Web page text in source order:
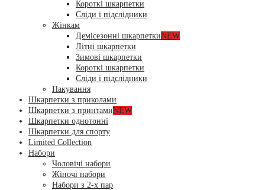
Короткі шкарпетки
Сліди і підслідники
Жінкам
Демісезонні шкарпеткиNEW
Літні шкарпетки
Зимові шкарпетки
Короткі шкарпетки
Сліди і підслідники
Пакування
Шкарпетки з приколами
Шкарпетки з принтамиNEW
Шкарпетки однотонні
Шкарпетки для спорту
Limited Collection
Набори
Чоловічі набори
Жіночі набори
Набори з 2-х пар